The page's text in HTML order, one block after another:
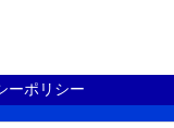
ーポリシー